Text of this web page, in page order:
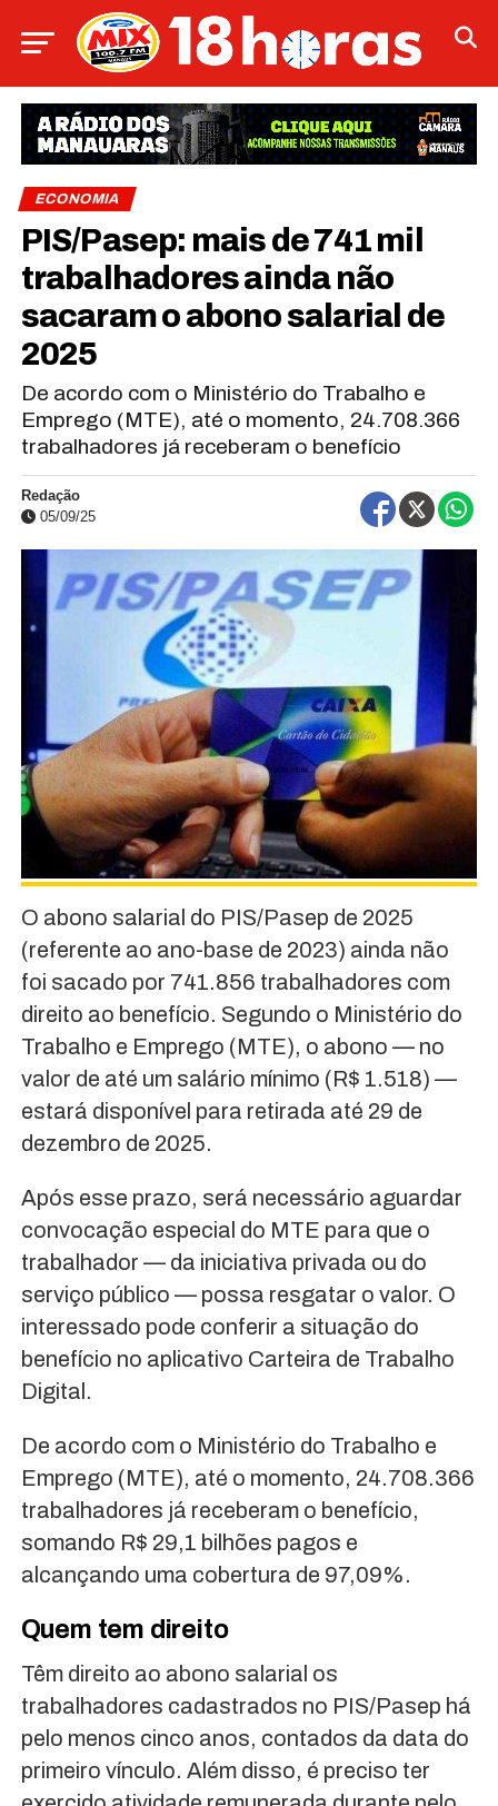
ECONOMIA
PIS/Pasep: mais de 741 mil
trabalhadores ainda não
sacaram o abono salarial de
2025
De acordo com o Ministério do Trabalho e
Emprego (MTE), até o momento, 24.708.366
trabalhadores já receberam o benefício
Redação
05/09/25
O abono salarial do PIS/Pasep de 2025
(referente ao ano-base de 2023) ainda não
foi sacado por 741.856 trabalhadores com
direito ao benefício. Segundo o Ministério do
Trabalho e Emprego (MTE), o abono — no
valor de até um salário mínimo (R$ 1.518) —
estará disponível para retirada até 29 de
dezembro de 2025.
Após esse prazo, será necessário aguardar
convocação especial do MTE para que o
trabalhador — da iniciativa privada ou do
serviço público — possa resgatar o valor. O
interessado pode conferir a situação do
benefício no aplicativo Carteira de Trabalho
Digital.
De acordo com o Ministério do Trabalho e
Emprego (MTE), até o momento, 24.708.366
trabalhadores já receberam o benefício,
somando R$ 29,1 bilhões pagos e
alcançando uma cobertura de 97,09%.
Quem tem direito
Têm direito ao abono salarial os
trabalhadores cadastrados no PIS/Pasep há
pelo menos cinco anos, contados da data do
primeiro vínculo. Além disso, é preciso ter